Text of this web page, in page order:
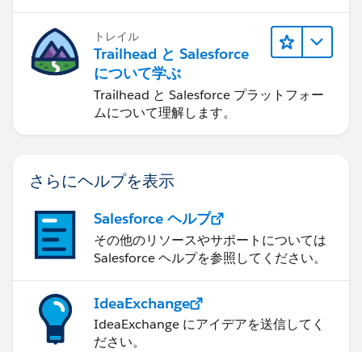
トレイル
Trailhead と Salesforce
について学ぶ
Trailhead と Salesforce プラットフォー
ムについて理解します。
さらにヘルプを表示
Salesforce ヘルプ
その他のリソースやサポートについては
Salesforce ヘルプを参照してください。
IdeaExchange
IdeaExchange にアイデアを送信してく
ださい。